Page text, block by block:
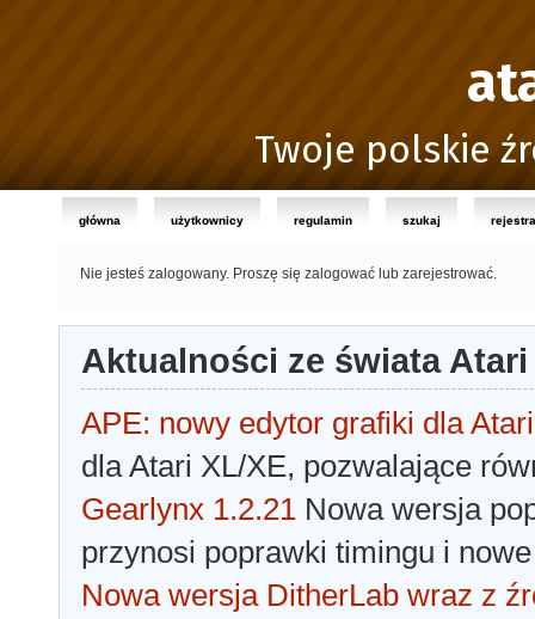
Twoje polskie
główna użytkownicy regulamin szukaj
Nie jesteś zalogowany. Proszę się zalogować lub zarejestrować.
Aktualności ze świata Atari
APE: nowy edytor grafiki dla Atari
dla Atari XL/XE, pozwalające
Gearlynx 1.2.21 Nowa wersja
przynosi poprawki timingu i
Nowa wersja DitherLab wraz z